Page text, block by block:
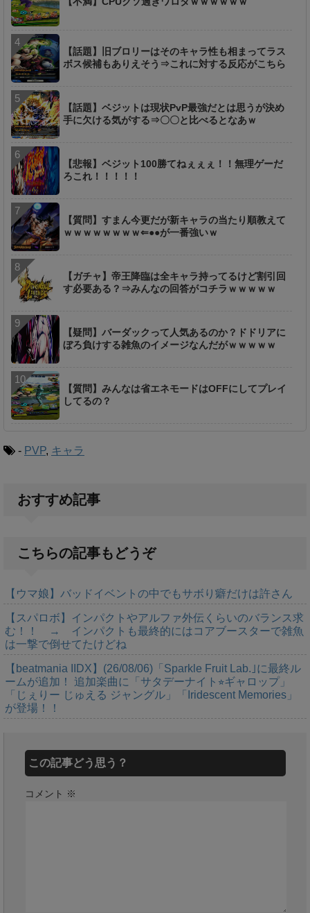
【話題】旧ブロリーはそのキャラ性も相まってラス
ボス候補もありえそう⇒これに対する反応がこちら
【話題】ベジットは現状PvP最強だとは思うが決め
手に欠ける気がする⇒〇〇と比べるとなあｗ
【悲報】ベジット100勝てねぇぇぇ！！無理ゲーだ
ろこれ！！！！！
【質問】すまん今更だが新キャラの当たり順教えて
ｗｗｗｗｗｗｗｗ⇐●●が一番強いｗ
【ガチャ】帝王降臨は全キャラ持ってるけど割引回
す必要ある？⇒みんなの回答がコチラｗｗｗｗｗ
【疑問】バーダックって人気あるのか？ドドリアに
ぼろ負けする雑魚のイメージなんだがｗｗｗｗｗ
【質問】みんなは省エネモードはOFFにしてプレイ
してるの？
- PVP, キャラ
おすすめ記事
こちらの記事もどうぞ
【ウマ娘】バッドイベントの中でもサボり癖だけは許さん
【スパロボ】インパクトやアルファ外伝くらいのバランス求
む！！ → インパクトも最終的にはコアブースターで雑魚
は一撃で倒せてたけどね
【beatmania IIDX】(26/08/06)「Sparkle Fruit Lab.｣に最終ル
ームが追加！ 追加楽曲に「サタデーナイト⭐︎ギャロップ」
「じぇりー じゅえる ジャングル」「Iridescent Memories」
が登場！！
この記事どう思う？
コメント ※